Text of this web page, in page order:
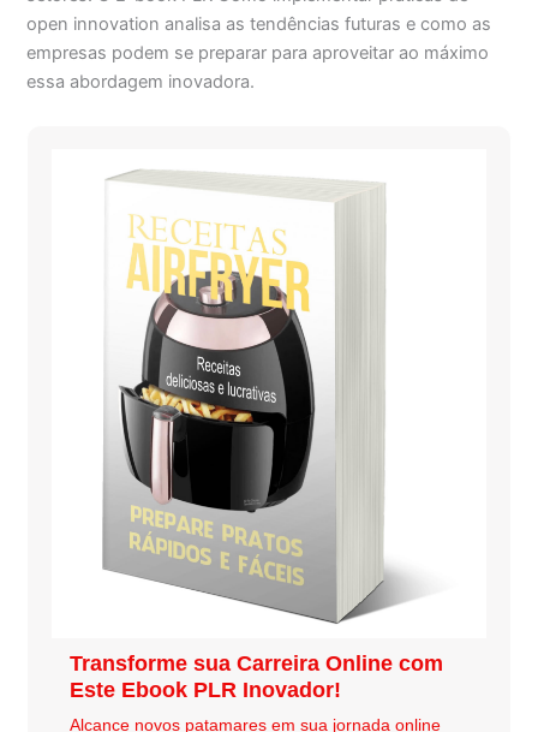
open innovation analisa as tendências futuras e como as
empresas podem se preparar para aproveitar ao máximo
essa abordagem inovadora.
Transforme sua Carreira Online com
Este Ebook PLR Inovador!
Alcance novos patamares em sua jornada online